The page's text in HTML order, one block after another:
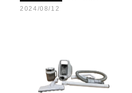
2024/08/12